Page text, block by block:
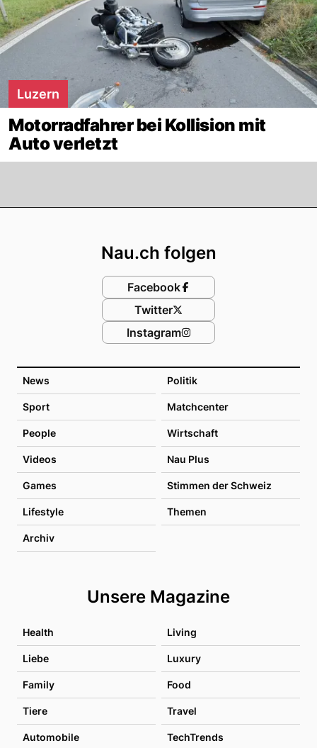
Luzern
Motorradfahrer bei Kollision mit
Auto verletzt
News Politik
Sport Matchcenter
People Wirtschaft
Videos Nau Plus
Games Stimmen der Schweiz
Lifestyle Themen
Archiv
Unsere Magazine
Health Living
Liebe Luxury
Family Food
Tiere Travel
Automobile TechTrends
Nau.ch folgen
Facebook
Twitter
Instagram